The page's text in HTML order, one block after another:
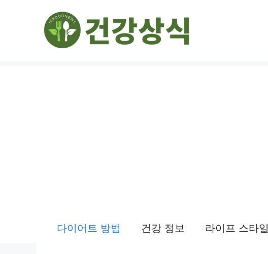
다이어트 방법 건강 정보 라이프 스타일